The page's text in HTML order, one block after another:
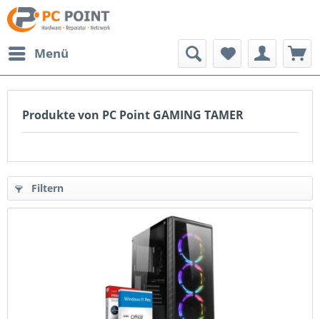
Menü
Produkte von PC Point GAMING TAMER
Filtern